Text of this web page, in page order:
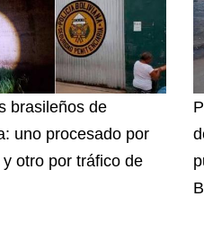
brasileños de
uno procesado por
otro por tráfico de